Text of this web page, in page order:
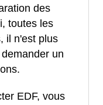
des
toutes les
il n'est plus
un
EDF, vous